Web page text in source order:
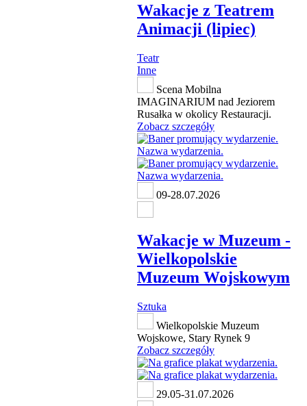
Wakacje z Teatrem
Animacji (lipiec)
Teatr
Inne
Scena Mobilna
IMAGINARIUM nad Jeziorem
Rusałka w okolicy Restauracji.
Zobacz szczegóły
09-28.07.2026
Wakacje w Muzeum -
Wielkopolskie
Muzeum Wojskowym
Sztuka
Wielkopolskie Muzeum
Wojskowe, Stary Rynek 9
Zobacz szczegóły
29.05-31.07.2026